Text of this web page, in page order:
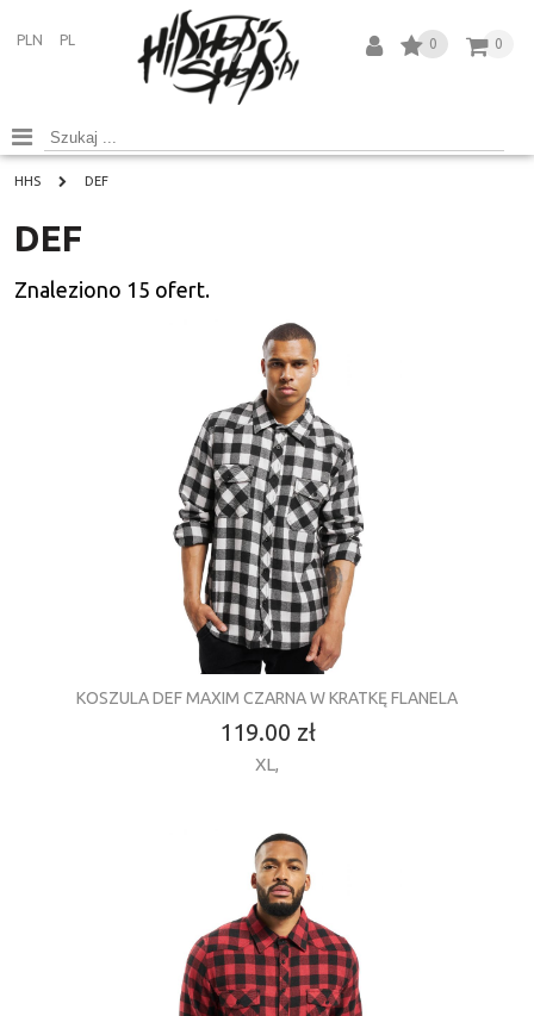
PLN PL 0
0
HHS DEF
DEF
Znaleziono 15 ofert.
KOSZULA DEF MAXIM CZARNA W KRATKĘ FLANELA
119.00 zł
XL,